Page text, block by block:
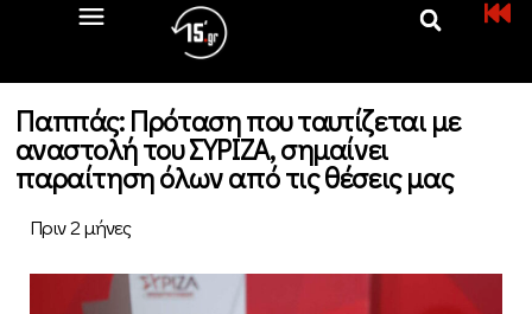
Παππάς: Πρόταση που ταυτίζεται με
αναστολή του ΣΥΡΙΖΑ, σημαίνει
παραίτηση όλων από τις θέσεις μας
Πριν 2 μήνες